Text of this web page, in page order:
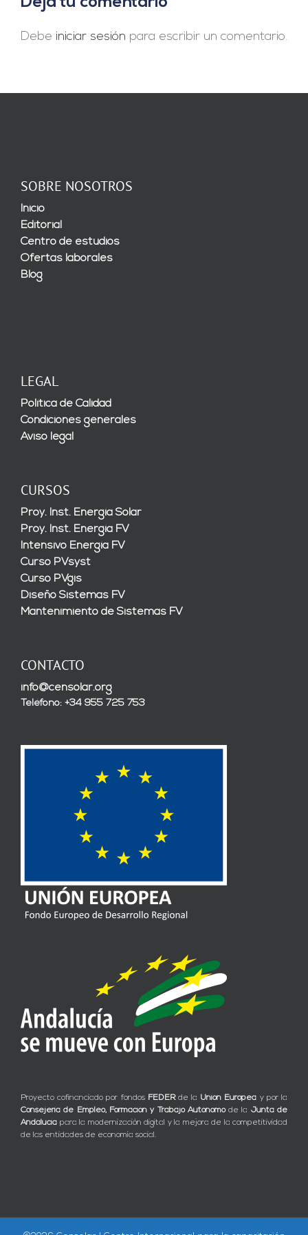
Debe iniciar sesión para escribir un comentario.
SOBRE NOSOTROS
Inicio
Editorial
Centro de estudios
Ofertas laborales
Blog
LEGAL
Política de Calidad
Condiciones generales
Aviso legal
CURSOS
Proy. Inst. Energía Solar
Proy. Inst. Energía FV
Intensivo Energía FV
Curso PVsyst
Curso PVgis
Diseño Sistemas FV
Mantenimiento de Sistemas FV
CONTACTO
info@censolar.org
Teléfono: +34 955 725 753
Proyecto cofinanciado por fondos FEDERde la Unión Europea y por la
Consejería de Empleo, Formación y Trabajo Autónomode la Junta de
Andalucía para la modernización digital y la mejora de la competitividad
de las entidades de economía social.